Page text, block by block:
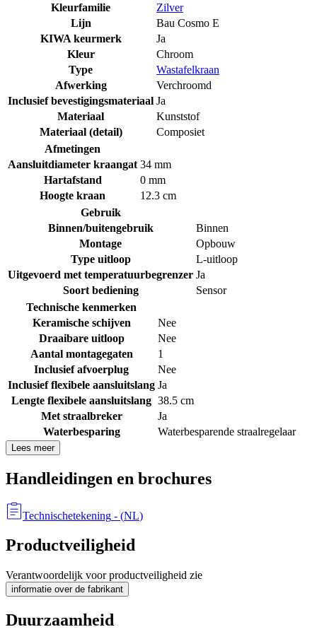
Kleurfamilie
Zilver
Lijn
Bau Cosmo E
KIWA keurmerk
Ja
Kleur
Chroom
Type
Wastafelkraan
Afwerking
Verchroomd
Inclusief bevestigingsmateriaal Ja
Materiaal
Kunststof
Materiaal (detail)
Composiet
Afmetingen
Aansluitdiameter kraangat 34 mm
Hartafstand
0 mm
Hoogte kraan
12.3 cm
Gebruik
Binnen/buitengebruik
Binnen
Montage
Opbouw
Type uitloop
L-uitloop
Uitgevoerd met temperatuurbegrenzer Ja
Soort bediening
Sensor
Technische kenmerken
Keramische schijven
Nee
Draaibare uitloop
Nee
Aantal montagegaten
1
Inclusief afvoerplug
Nee
Inclusief flexibele aansluitslang Ja
Lengte flexibele aansluitslang 38.5 cm
Met straalbreker
Ja
Waterbesparing
Waterbesparende straalregelaar
Lees meer
Handleidingen en brochures
Technischetekening - (NL)
Productveiligheid
Verantwoordelijk voor productveiligheid zie
informatie over de fabrikant
Duurzaamheid